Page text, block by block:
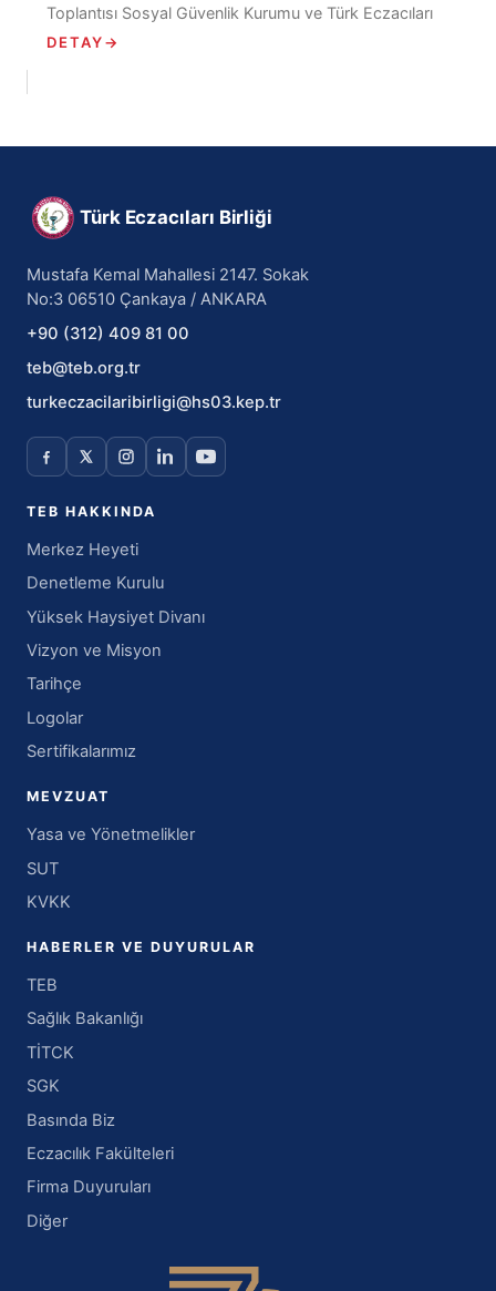
Toplantısı Sosyal Güvenlik Kurumu ve Türk Eczacıları
Birliği arasında, Sosyal Güvenlik Kurumu Kapsamındaki
DETAY→
Türk Eczacıları Birliği
Mustafa Kemal Mahallesi 2147. Sokak
No:3 06510 Çankaya / ANKARA
+90 (312) 409 81 00
teb@teb.org.tr
turkeczacilaribirligi@hs03.kep.tr
TEB HAKKINDA
Merkez Heyeti
Denetleme Kurulu
Yüksek Haysiyet Divanı
Vizyon ve Misyon
Tarihçe
Logolar
Sertifikalarımız
MEVZUAT
Yasa ve Yönetmelikler
SUT
KVKK
HABERLER VE DUYURULAR
TEB
Sağlık Bakanlığı
TİTCK
SGK
Basında Biz
Eczacılık Fakülteleri
Firma Duyuruları
Diğer